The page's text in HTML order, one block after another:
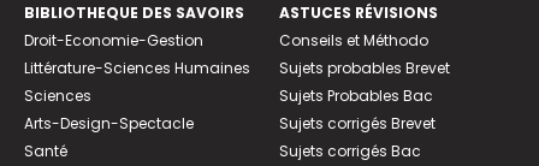
BIBLIOTHEQUE DES SAVOIRS
Droit-Economie-Gestion
Littérature-Sciences Humaines
Sciences
Arts-Design-Spectacle
Santé
ASTUCES RÉVISIONS
Conseils et Méthodo
Sujets probables Brevet
Sujets Probables Bac
Sujets corrigés Brevet
Sujets corrigés Bac